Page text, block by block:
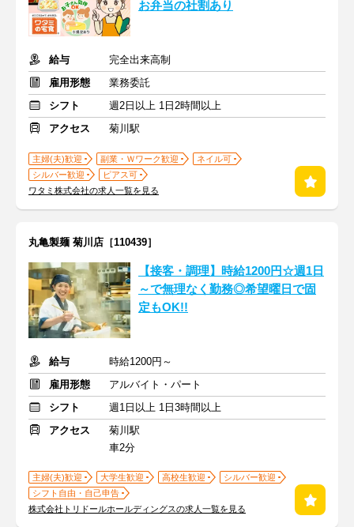
お弁当の社割あり
給与
完全出来高制
雇用形態
業務委託
シフト
週2日以上 1日2時間以上
アクセス
菊川駅
主婦(夫)歓迎 副業・Ｗワーク歓迎
ネイル可
シルバー歓迎
ピアス可
ワタミ株式会社の求人一覧を見る
丸亀製麺 菊川店［110439］
【接客・調理】時給1200円☆週1日
～で無理なく勤務◎希望曜日で固
定もOK!!
給与
時給1200円～
雇用形態
アルバイト・パート
シフト
週1日以上 1日3時間以上
アクセス
菊川駅
車2分
主婦(夫)歓迎 大学生歓迎 高校生歓迎
シルバー歓迎
シフト自由・自己申告
株式会社トリドールホールディングスの求人一覧を見る